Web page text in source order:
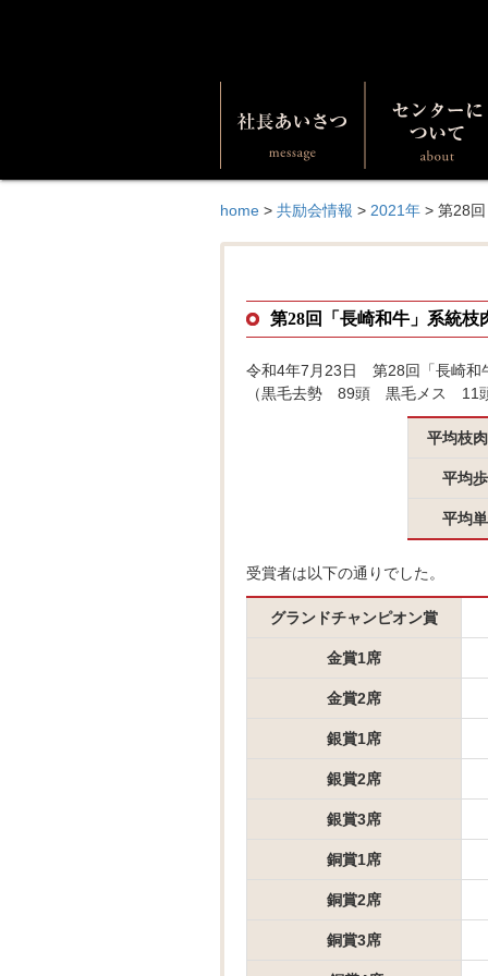
home > 共励会情報 > 2021年 > 第28
第28回「長崎和牛」系統
令和4年7月23日 第28回「長崎和
（黒毛去勢 89頭 黒毛メス 11頭
平均枝
平均
平均
受賞者は以下の通りでした。
グランドチャンピオン賞
金賞1席
金賞2席
銀賞1席
銀賞2席
銀賞3席
銅賞1席
銅賞2席
銅賞3席